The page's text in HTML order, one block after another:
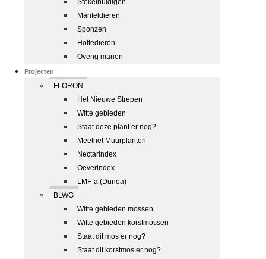
Stekelhuidigen
Manteldieren
Sponzen
Holtedieren
Overig marien
Projecten
FLORON
Het Nieuwe Strepen
Witte gebieden
Staat deze plant er nog?
Meetnet Muurplanten
Nectarindex
Oeverindex
LMF-a (Dunea)
BLWG
Witte gebieden mossen
Witte gebieden korstmossen
Staat dit mos er nog?
Staat dit korstmos er nog?